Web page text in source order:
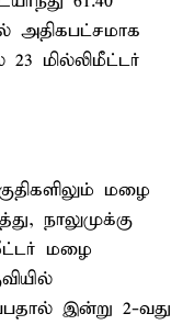
அதிகபட்சமாக
மில்லிமீட்டர்
மழை
நாலுமுக்கு
மழை
இன்று 2-வது